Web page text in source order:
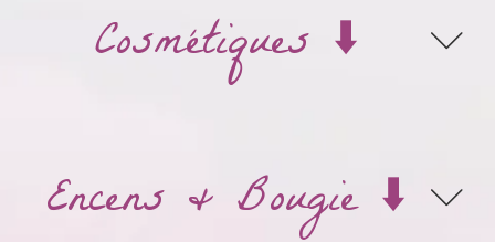
Cosmétiques ⬇️
Encens & Bougie ⬇️